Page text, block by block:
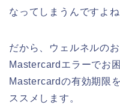
なってしまうんですよ
だから、ウェルネルの
Mastercardエラーでお
Mastercardの有効期限
ススメします。